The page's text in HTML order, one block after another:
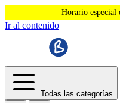
Horario especial
Ir al contenido
Todas las categorías